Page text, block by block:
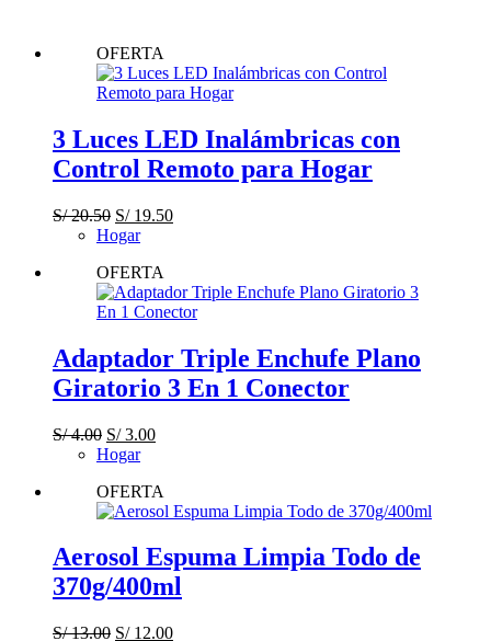
OFERTA
3 Luces LED Inalámbricas con
Control Remoto para Hogar
S/20.50 El
precio
era:
S/ 20.50.
S/19.50El
S/ 19.50.
Hogar
OFERTA
Adaptador Triple Enchufe Plano
Giratorio 3 En 1 Conector
S/4.00 El
precio
era:
S/ 4.00.
S/3.00El
es:
S/ 3.00.
Hogar
OFERTA
Aerosol Espuma Limpia Todo de
370g/400ml
S/13.00 El
S/12.00El